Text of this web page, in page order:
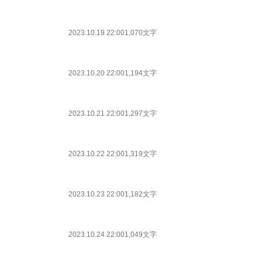
2023.10.19 22:001,070文字
2023.10.20 22:001,194文字
2023.10.21 22:001,297文字
2023.10.22 22:001,319文字
2023.10.23 22:001,182文字
2023.10.24 22:001,049文字